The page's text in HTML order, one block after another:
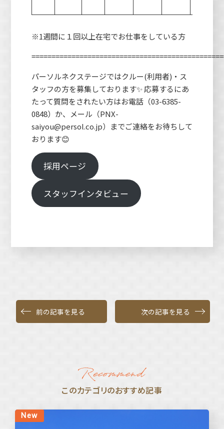
※1週間に１回以上在宅でお仕事をしている方
パーソルネクステージではクルー(利用者)・ス
タッフの方を募集しております✨ 応募するにあ
たって質問をされたい方はお電話（03-6385-
0848）か、メール（PNX-
saiyou@persol.co.jp）までご連絡をお待ちして
おります😊
採用ページ
スタッフインタビュー
前の記事を見る 次の記事を見る
このカテゴリのおすすめ記事